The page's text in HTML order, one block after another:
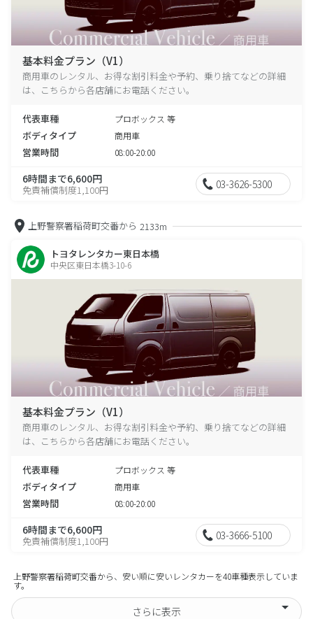
基本料金プラン（V1）
商用車のレンタル、お得な割引料金や予約、乗り捨てなどの詳細
は、こちらから各店舗にお電話ください。
代表車種 プロボックス 等
ボディタイプ 商用車
営業時間 08:00-20:00
6時間まで6,600円
免責補償制度1,100円 03-3626-5300
上野警察署稲荷町交番から 2133m
トヨタレンタカー東日本橋
中央区東日本橋3-10-6
基本料金プラン（V1）
商用車のレンタル、お得な割引料金や予約、乗り捨てなどの詳細
は、こちらから各店舗にお電話ください。
代表車種 プロボックス 等
ボディタイプ 商用車
営業時間 08:00-20:00
6時間まで6,600円
免責補償制度1,100円 03-3666-5100
上野警察署稲荷町交番から、安い順に安いレンタカーを40車種表示していま
す。
さらに表示